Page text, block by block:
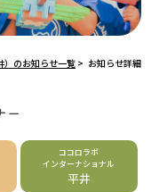
）のお知らせ一覧 > お知らせ詳細
ー
ココロラボ
インターナショナル
平井